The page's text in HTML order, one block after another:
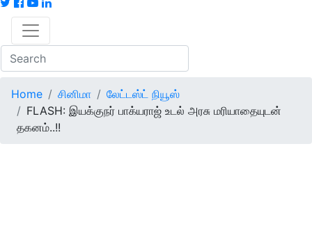
Home சினிமா
லேட்டஸ்ட் நியூஸ்
FLASH: இயக்குநர் பாக்யராஜ் உடல் அரசு மரியாதையுடன்
தகனம்..!!